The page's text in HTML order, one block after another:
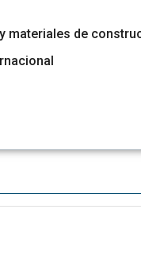
materiales de